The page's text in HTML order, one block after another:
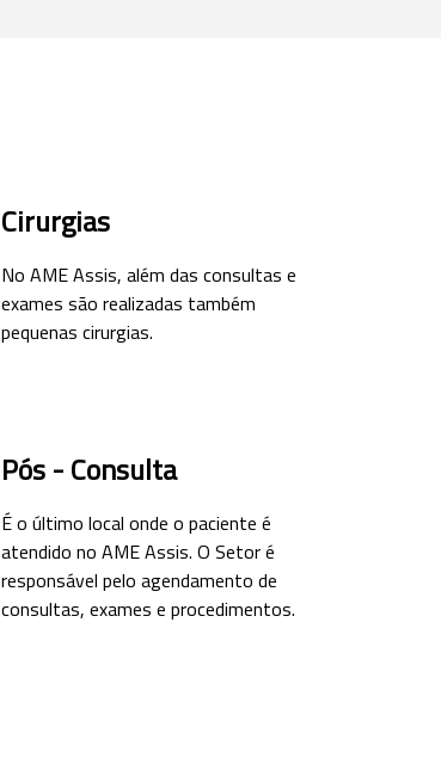
Cirurgias
No AME Assis, além das consultas e
exames são realizadas também
pequenas cirurgias.
Pós - Consulta
É o último local onde o paciente é
atendido no AME Assis. O Setor é
responsável pelo agendamento de
consultas, exames e procedimentos.